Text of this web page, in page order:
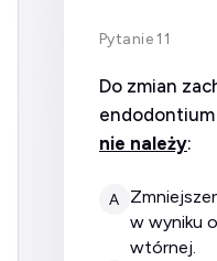
Pytanie 11
Do zmian
nie należy:
A
zmniejszenie światła jamy zęba
w wyniku
wtórnej.